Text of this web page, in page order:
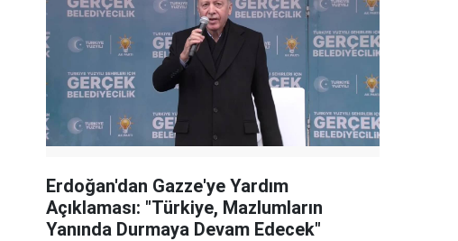
Erdoğan'dan Gazze'ye Yardım
Açıklaması: "Türkiye, Mazlumların
Yanında Durmaya Devam Edecek"